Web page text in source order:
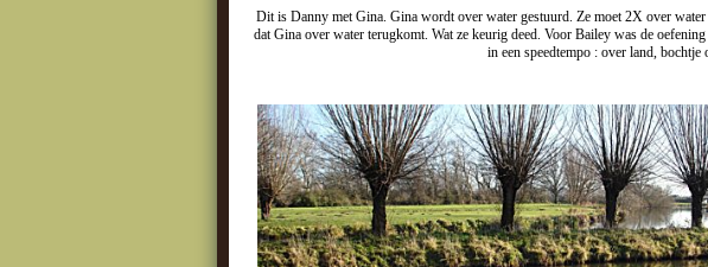
Dit is Danny met Gina. Gina wordt over water gestuurd. Ze moet 2X over
dat Gina over water terugkomt. Wat ze keurig deed. Voor Bailey was de
in een speedtempo : over land,